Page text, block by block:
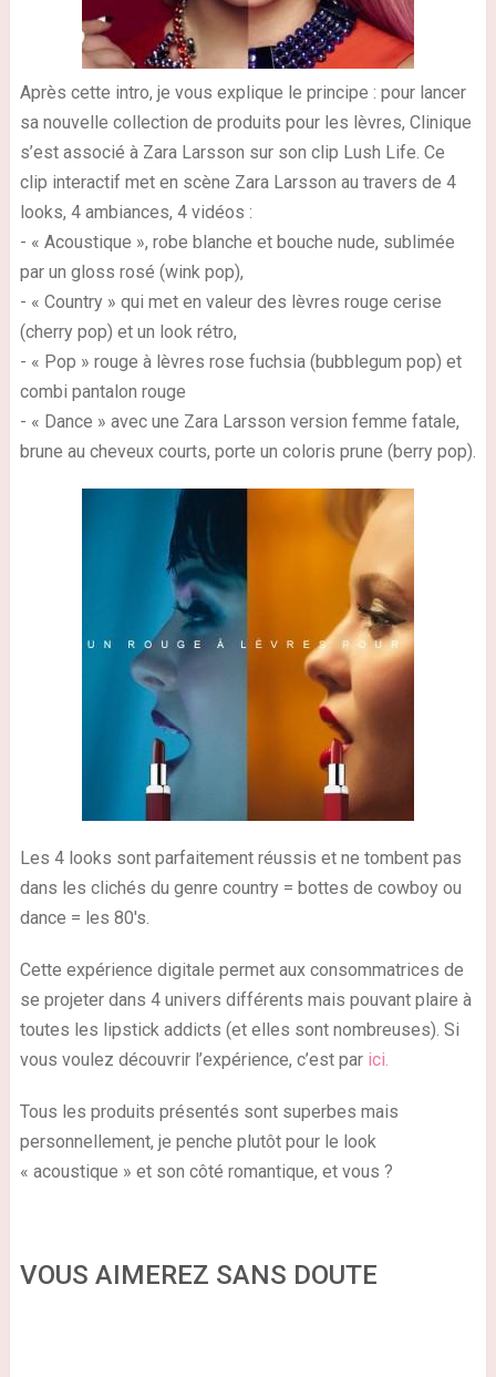
Après cette intro, je vous explique le principe : pour lancer
sa nouvelle collection de produits pour les lèvres, Clinique
s’est associé à Zara Larsson sur son clip Lush Life. Ce
clip interactif met en scène Zara Larsson au travers de 4
looks, 4 ambiances, 4 vidéos :
- « Acoustique », robe blanche et bouche nude, sublimée
par un gloss rosé (wink pop),
- « Country » qui met en valeur des lèvres rouge cerise
(cherry pop) et un look rétro,
- « Pop » rouge à lèvres rose fuchsia (bubblegum pop) et
combi pantalon rouge
- « Dance » avec une Zara Larsson version femme fatale,
brune au cheveux courts, porte un coloris prune (berry pop).
Les 4 looks sont parfaitement réussis et ne tombent pas
dans les clichés du genre country = bottes de cowboy ou
dance = les 80′s.
Cette expérience digitale permet aux consommatrices de
se projeter dans 4 univers différents mais pouvant plaire à
toutes les lipstick addicts (et elles sont nombreuses). Si
vous voulez découvrir l’expérience, c’est par ici.
Tous les produits présentés sont superbes mais
personnellement, je penche plutôt pour le look
« acoustique » et son côté romantique, et vous ?
VOUS AIMEREZ SANS DOUTE